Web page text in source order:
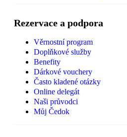
Rezervace a podpora
Věrnostní program
Doplňkové služby
Benefity
Dárkové vouchery
Často kladené otázky
Online delegát
Naši průvodci
Můj Čedok